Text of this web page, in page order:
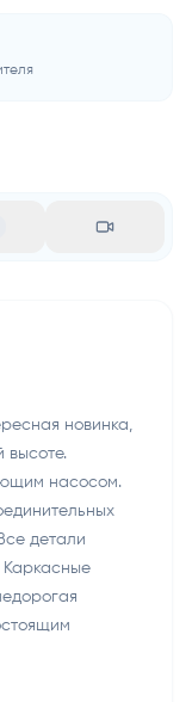
новинка,
высоте.
насосом.
детали